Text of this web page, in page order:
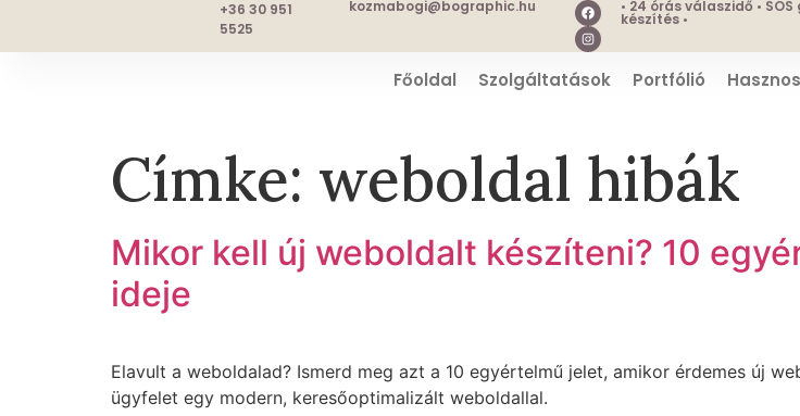
+36 30 951
5525
kozmabogi@bographic.hu • 24 órás válaszidő •
készítés •
Főoldal Szolgáltatások Portfólió Hasznos
Címke: weboldal hibák
Mikor kell új weboldalt készíteni? 10
ideje
Elavult a weboldalad? Ismerd meg azt a 10 egyértelmű jelet, amikor érdemes új
ügyfelet egy modern, keresőoptimalizált weboldallal.